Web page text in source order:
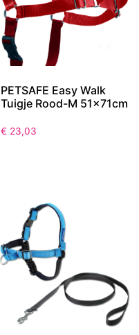
PETSAFE Easy Walk
Tuigje Rood-M 51x71cm
€ 23,03